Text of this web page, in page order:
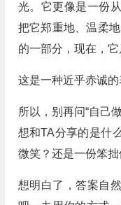
光。它更像是一份
把它郑重地、温柔
的一部分，现在，它
这是一种近乎赤诚的
所以，别再问“自己
想和TA分享的是什
微笑？还是一份笨拙
想明白了，答案自